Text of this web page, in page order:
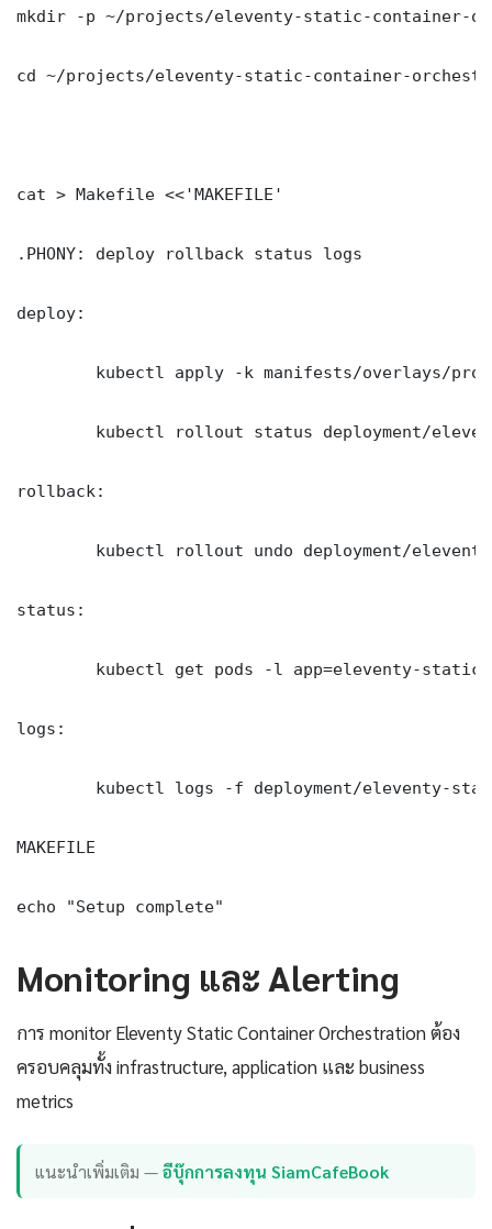
mkdir -p ~/projects/eleventy-static-container-
cd ~/projects/eleventy-static-container-
cat > Makefile <<'MAKEFILE'
.PHONY: deploy rollback status logs
deploy:
rollback:
status:
logs:
MAKEFILE
echo "Setup complete"
Monitoring และ Alerting
การ monitor Eleventy Static Container Orchestration ต้อง
ครอบคลุมทั้ง infrastructure, application และ business
metrics
แนะนำเพิ่มเติม —อีบุ๊กการลงทุน SiamCafeBook